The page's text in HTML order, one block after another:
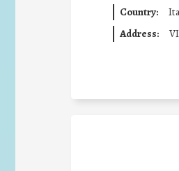
Country:
Address: